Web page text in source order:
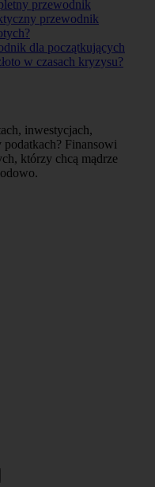
przewodnik
przewodnik
dla początkujących
w czasach kryzysu?
inwestycjach,
Finansowi
którzy chcą mądrze